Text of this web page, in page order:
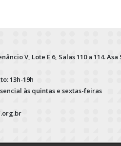
V, Lote E 6, Salas 110 a 114. Asa
13h-19h
às quintas e sextas-feiras